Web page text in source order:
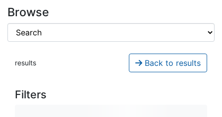
Browse
results Back to results
Filters